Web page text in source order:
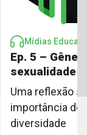
Mídias
Ep. 5 –
sexualidade
Uma reflexão
importância do
diversidade